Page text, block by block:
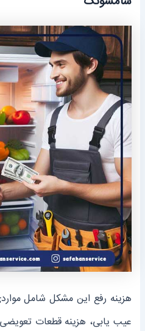
هزینه رفع این مشکل شامل
عیب یابی، هزینه قطعات